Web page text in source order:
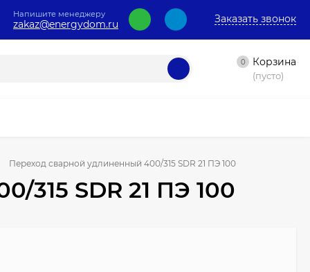
Напишите менеджеру
zakaz@energydom.ru Заказать звонок
0 Корзина
(пусто)
Переход сварной удлиненный 400/315 SDR 21 ПЭ 100
315 SDR 21 ПЭ 100